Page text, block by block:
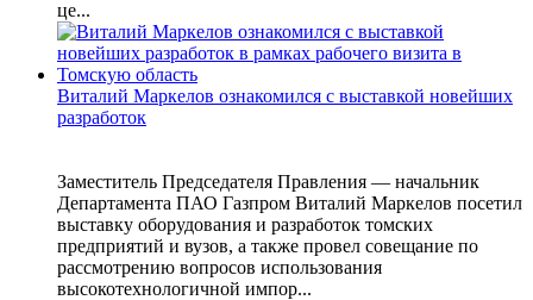
це...
Виталий Маркелов ознакомился с выставкой новейших
разработок
Заместитель Председателя Правления — начальник
Департамента ПАО Газпром Виталий Маркелов посетил
выставку оборудования и разработок томских
предприятий и вузов, а также провел совещание по
рассмотрению вопросов использования
высокотехнологичной импор...